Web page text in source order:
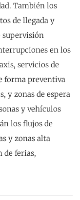
También los
de llegada y
supervisión
en los
servicios de
forma preventiva
y zonas de espera
y vehículos
los flujos de
y zonas alta
de ferias,